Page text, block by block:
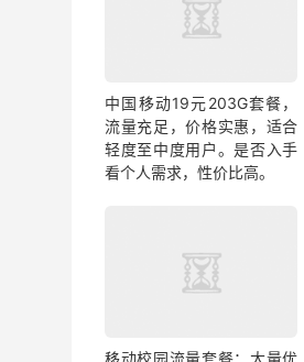
中国移动19元203G套餐，
流量充足，价格实惠，适合
轻度至中度用户。是否入手
看个人需求，性价比高。
移动校园流量套餐：大量优